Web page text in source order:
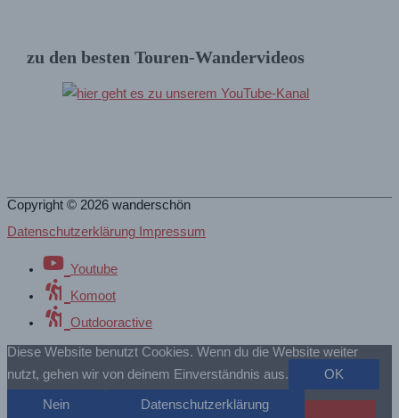
zu den besten Touren-Wandervideos
Copyright © 2026 wanderschön
Datenschutzerklärung Impressum
Youtube
Komoot
Outdooractive
Diese Website benutzt Cookies. Wenn du die Website weiter
nutzt, gehen wir von deinem Einverständnis aus.
OK
Nein Datenschutzerklärung